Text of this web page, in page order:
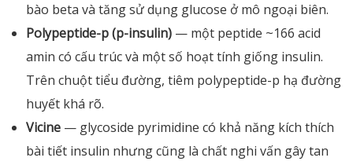
bào beta và tăng sử dụng glucose ở mô ngoại biên.
Polypeptide-p (p-insulin) — một peptide ~166 acid
amin có cấu trúc và một số hoạt tính giống insulin.
Trên chuột tiểu đường, tiêm polypeptide-p hạ đường
huyết khá rõ.
Vicine — glycoside pyrimidine có khả năng kích thích
bài tiết insulin nhưng cũng là chất nghi vấn gây tan